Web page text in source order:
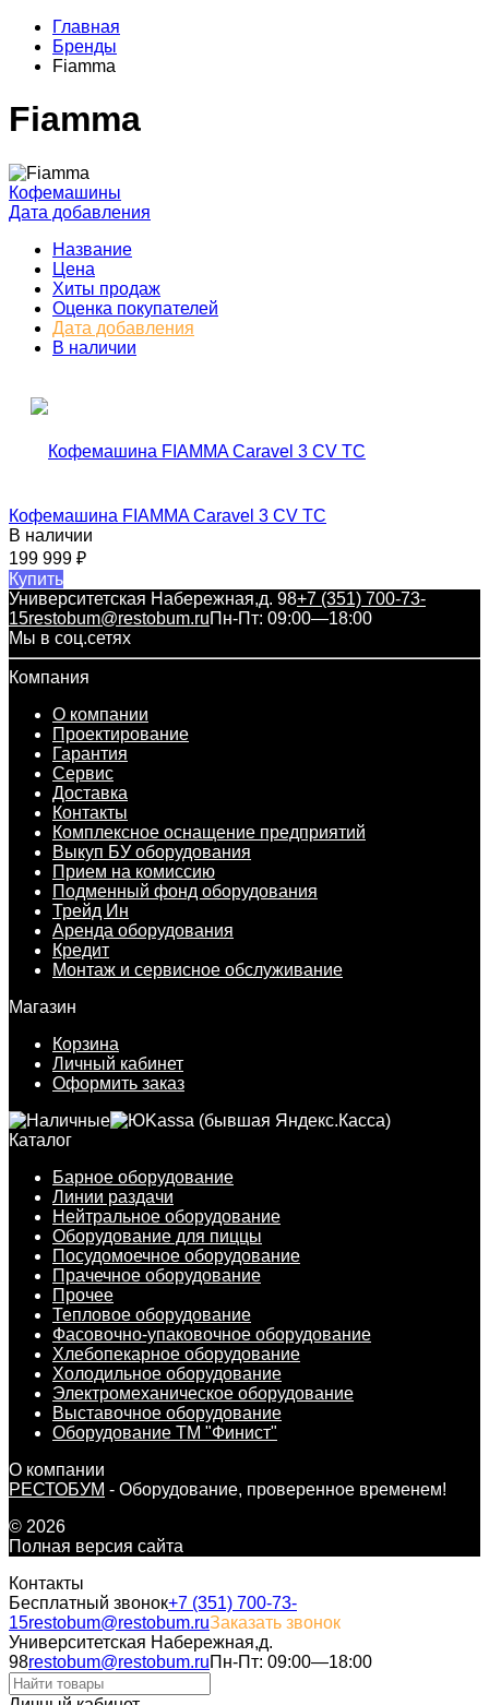
Главная
Бренды
Fiamma
Fiamma
Кофемашины
Дата добавления
Название
Цена
Хиты продаж
Оценка покупателей
Дата добавления
В наличии
Кофемашина FIAMMA Caravel 3 CV TC
В наличии
199 999 ₽
Купить
Университетская Набережная,д. 98+7 (351) 700-73-
15restobum@restobum.ruПн-Пт: 09:00—18:00
Мы в соц.сетях
Компания
О компании
Проектирование
Гарантия
Сервис
Доставка
Контакты
Комплексное оснащение предприятий
Выкуп БУ оборудования
Прием на комиссию
Подменный фонд оборудования
Трейд Ин
Аренда оборудования
Кредит
Монтаж и сервисное обслуживание
Магазин
Корзина
Личный кабинет
Оформить заказ
Каталог
Барное оборудование
Линии раздачи
Нейтральное оборудование
Оборудование для пиццы
Посудомоечное оборудование
Прачечное оборудование
Прочее
Тепловое оборудование
Фасовочно-упаковочное оборудование
Хлебопекарное оборудование
Холодильное оборудование
Электромеханическое оборудование
Выставочное оборудование
Оборудование ТМ "Финист"
О компании
РЕСТОБУМ - Оборудование, проверенное временем!
© 2026
Полная версия сайта
Контакты
Бесплатный звонок+7 (351) 700-73-
15restobum@restobum.ruЗаказать звонок
Университетская Набережная,д.
98restobum@restobum.ruПн-Пт: 09:00—18:00